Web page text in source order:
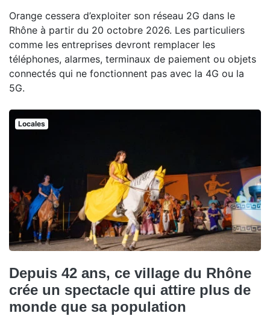
Orange cessera d’exploiter son réseau 2G dans le
Rhône à partir du 20 octobre 2026. Les particuliers
comme les entreprises devront remplacer les
téléphones, alarmes, terminaux de paiement ou objets
connectés qui ne fonctionnent pas avec la 4G ou la
5G.
Locales
Depuis 42 ans, ce village du Rhône
crée un spectacle qui attire plus de
monde que sa population